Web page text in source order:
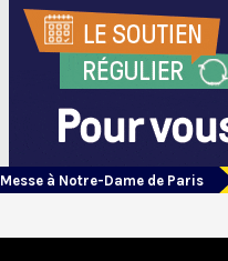
Messe à Notre-Dame de Paris